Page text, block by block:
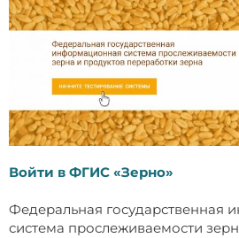
Войти в ФГИС «Зерно»
Федеральная государственная
система прослеживаемости